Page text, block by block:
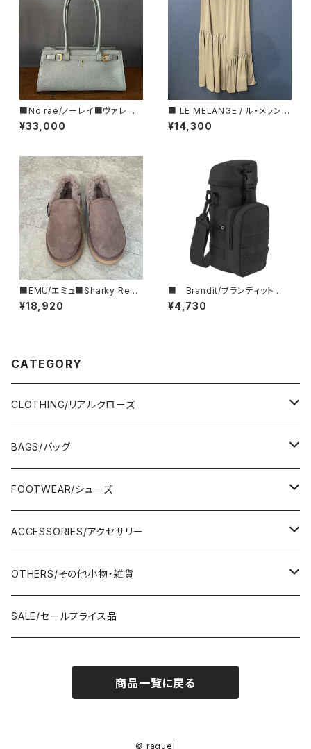
■No:rae/ノーレイ■ヴァレグ
ロ■バゲット型レザーハンドバッ
グ■N61-DS-29-DOL
¥33,000
■ LE MELANGE / ル・メランジ
ュ ■ アシンメトリー・ギャザース
カート■
¥14,300
■EMU/エミュ■Sharky Reef
■JAPAN LIMITEDムートンシ
ューズ
¥18,920
■ Brandit/ブランディット ■
ボトルホルダーⅡ ■
¥4,730
CATEGORY
CLOTHING/リアルクローズ
TOPS/トップス
Adonisis/アドニシス
AMERICANA/アメリカーナ
BOTOMS/ボトム
Adonisis/アドニシス
amherst/アムハースト
FANTASTICDAYS/ファンタステックデイズ
ONE-PIECE/ワンピース
anana/アナナ
J.Sloane/ジェイスロアン
OUTER/アウター
anana/アナナ
BAGS/バッグ
HAND BAG/ハンドバッグ
mononogu/もののぐ
IMPORT/インポート
SHOULDER BAG/ショルダーバッグ
mononogu/もののぐ
IMPORT/インポート
TOTE BAG/トートバッグ
mononogu/もののぐ
OTHERS/その他
IMPORT/インポート
FOOTWEAR/シューズ
PUMPS/パンプス
コツコツ
IMPORT/インポート
SANDAL/サンダル
コツコツ
BOOTS/ブーツ
IMPORT/インポート
2STAR/ツースター
OTHERS/その他
ACCESSORIES/アクセサリー
EARRINGS/イヤリング
RING/指輪
NECKLACE/ネックレス
OTHERS/その他小物・雑貨
BELT/ベルト
WALLET/財布
SALE/セールプライス品
商品一覧に戻る
© raquel